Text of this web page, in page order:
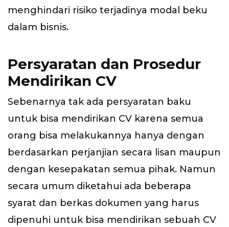
menghindari risiko terjadinya modal beku
dalam bisnis.
Persyaratan dan Prosedur
Mendirikan CV
Sebenarnya tak ada persyaratan baku
untuk bisa mendirikan CV karena semua
orang bisa melakukannya hanya dengan
berdasarkan perjanjian secara lisan maupun
dengan kesepakatan semua pihak. Namun
secara umum diketahui ada beberapa
syarat dan berkas dokumen yang harus
dipenuhi untuk bisa mendirikan sebuah CV